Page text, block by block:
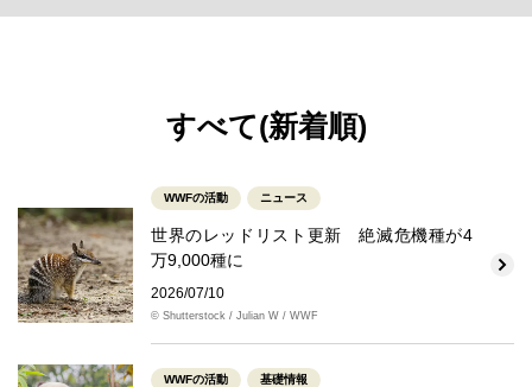
すべて(新着順)
WWFの活動 ニュース
世界のレッドリスト更新 絶滅危機種が4
万9,000種に
2026/07/10
© Shutterstock / Julian W / WWF
WWFの活動 基礎情報